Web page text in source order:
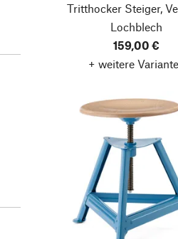
Tritthocker Steiger,
Lochblech
159,00 €
+ weitere